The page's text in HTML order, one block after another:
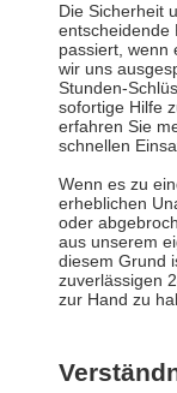
Die Sicherheit
entscheidende
passiert, wenn
wir uns
Stunden-
sofortige Hilfe
erfahren Sie
schnellen
Wenn es zu
erheblichen
oder
aus unserem
diesem Grund
zuverlässigen
zur Hand zu